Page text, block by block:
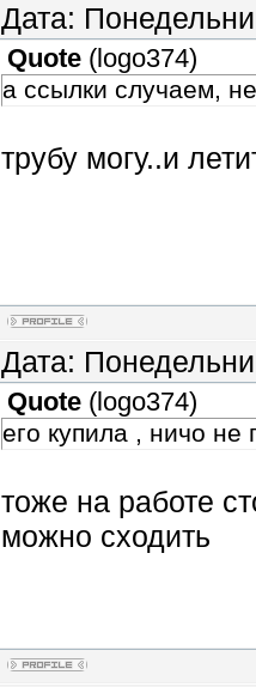
Дата:
Quote ( logo374)
а ссылки случаем,
трубу могу..и
Дата:
Quote ( logo374)
его купила , ничо
тоже на работе
можно сходить